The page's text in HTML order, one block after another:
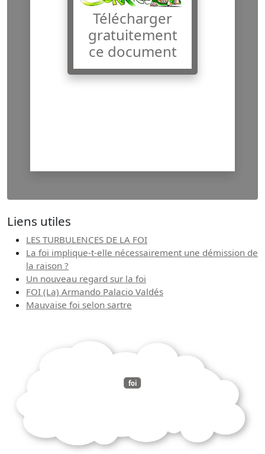
Télécharger
gratuitement
ce document
Liens utiles
LES TURBULENCES DE LA FOI
La foi implique-t-elle nécessairement une démission de
la raison ?
Un nouveau regard sur la foi
FOI (La) Armando Palacio Valdés
Mauvaise foi selon sartre
foi